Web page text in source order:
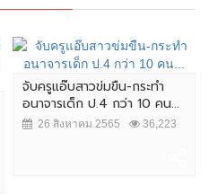
จับครูแอ๊บสาวข่มขืน-กระทำ
อนาจารเด็ก ป.4 กว่า 10 คน...
26 สิงหาคม 2565 36,223